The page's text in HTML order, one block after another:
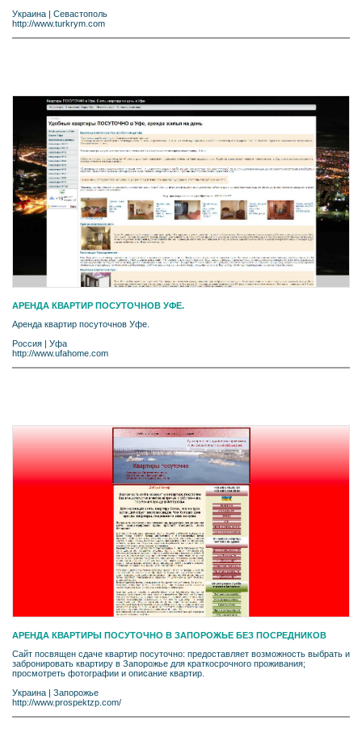
Украина | Севастополь
http://www.turkrym.com
АРЕНДА КВАРТИР ПОСУТОЧНОВ УФЕ.
Аренда квартир посуточнов Уфе.
Россия | Уфа
http://www.ufahome.com
АРЕНДА КВАРТИРЫ ПОСУТОЧНО В ЗАПОРОЖЬЕ БЕЗ ПОСРЕДНИКОВ
Сайт посвящен сдаче квартир посуточно: предоставляет возможность выбрать и
забронировать квартиру в Запорожье для краткосрочного проживания;
просмотреть фотографии и описание квартир.
Украина
Запорожье
http://www.prospektzp.com/